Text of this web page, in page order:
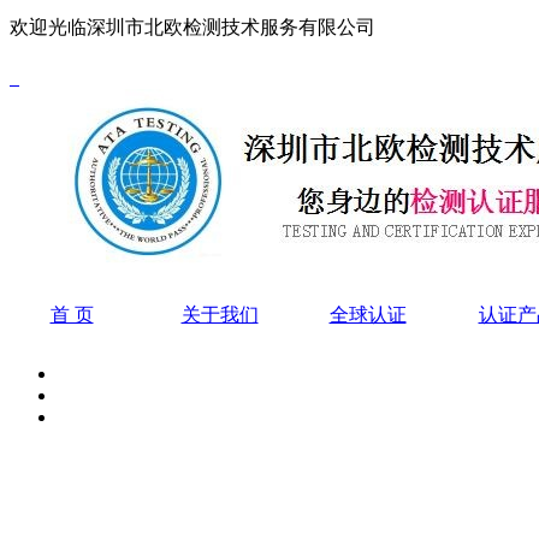
欢迎光临深圳市北欧检测技术服务有限公司
首 页 关于我们 全球认证 认证